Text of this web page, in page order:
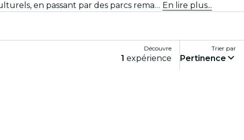
Découvre les lieux incontournables de Grande Canarie. Des monuments emblématiques aux hauts lieux culturels, en passant par des parcs remarquables et des endroits plus méconnus, et explore-les grâce à ces expériences. Laisse-toi surprendre par tout ce qui rend Grande Canarie si unique. En lire plus...
Découvre
1 expérience
Trier par
Pertinence